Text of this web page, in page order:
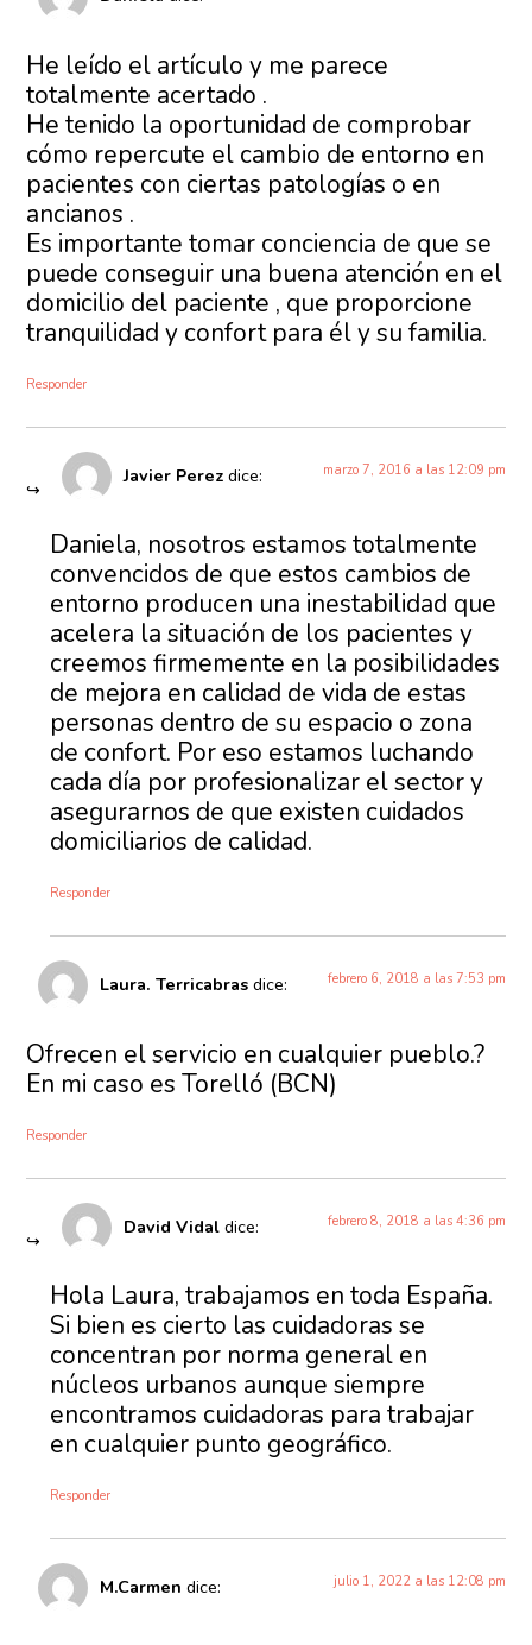
He leído el artículo y me parece
totalmente acertado .
He tenido la oportunidad de comprobar
cómo repercute el cambio de entorno en
pacientes con ciertas patologías o en
ancianos .
Es importante tomar conciencia de que se
puede conseguir una buena atención en el
domicilio del paciente , que proporcione
tranquilidad y confort para él y su familia.
Responder
Javier Perez dice: marzo 7, 2016 a las 12:09 pm
Daniela, nosotros estamos totalmente
convencidos de que estos cambios de
entorno producen una inestabilidad que
acelera la situación de los pacientes y
creemos firmemente en la posibilidades
de mejora en calidad de vida de estas
personas dentro de su espacio o zona
de confort. Por eso estamos luchando
cada día por profesionalizar el sector y
asegurarnos de que existen cuidados
domiciliarios de calidad.
Responder
Laura. Terricabras dice: febrero 6, 2018 a las 7:53 pm
Ofrecen el servicio en cualquier pueblo.?
En mi caso es Torelló (BCN)
Responder
David Vidal dice: febrero 8, 2018 a las 4:36 pm
Hola Laura, trabajamos en toda España.
Si bien es cierto las cuidadoras se
concentran por norma general en
núcleos urbanos aunque siempre
encontramos cuidadoras para trabajar
en cualquier punto geográfico.
Responder
M.Carmen dice: julio 1, 2022 a las 12:08 pm